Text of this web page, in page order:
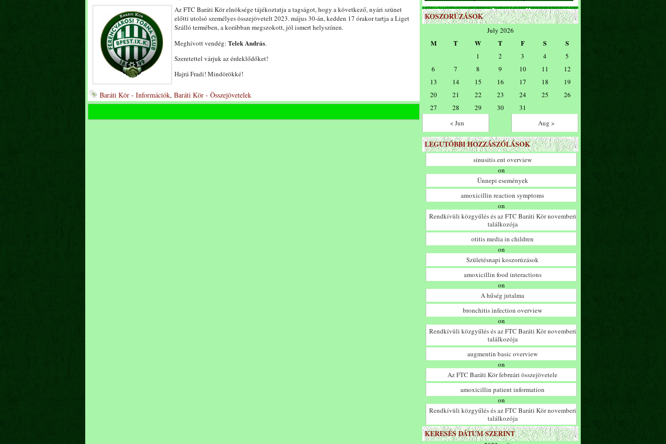
Az FTC Baráti Kör elnöksége tájékoztatja a tagságot, hogy a következő, nyári szünet
előtti utolsó személyes összejövetelt 2023. május 30-án, kedden 17 órakor tartja a Liget
Szálló termében, a korábban megszokott, jól ismert helyszínen.
Meghívott vendég: Telek András.
Szeretettel várjuk az érdeklődőket!
Hajrá Fradi! Mindörökké!
Baráti Kör - Információk, Baráti Kör - Összejövetelek
KOSZORÚZÁSOK
July 2026
M T W T F S S
1 2 3 4
5
6
7 8 9 10 11
12
13
14 15 16 17 18
19
20
21 22 23 24 25
26
27
28 29 30
31
< Jun
Aug >
LEGUTÓBBI HOZZÁSZÓLÁSOK
sinusitis ent overview
on
Ünnepi események
amoxicillin reaction symptoms
on
Rendkívüli közgyűlés és az FTC Baráti Kör novemberi
találkozója
otitis media in children
on
Születésnapi koszorúzások
amoxicillin food interactions
on
A hűség jutalma
bronchitis infection overview
on
Rendkívüli közgyűlés és az FTC Baráti Kör novemberi
találkozója
augmentin basic overview
on
Az FTC Baráti Kör februári összejövetele
amoxicillin patient information
on
Rendkívüli közgyűlés és az FTC Baráti Kör novemberi
találkozója
KERESÉS DÁTUM SZERINT